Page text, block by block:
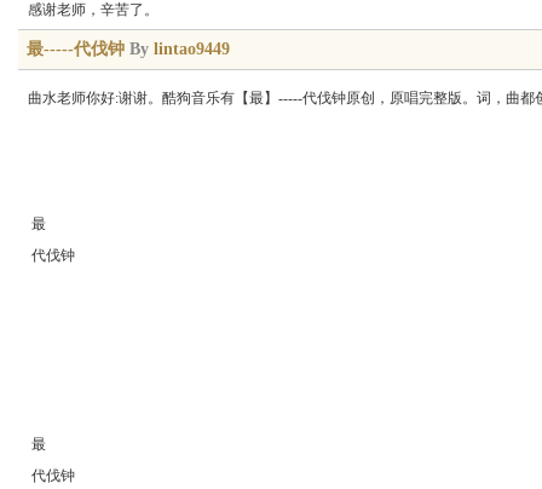
感谢老师，辛苦了。
最-----代伐钟 By lintao9449
曲水老师你好:谢谢。酷狗音乐有【最】-----代伐钟原创，原唱完整版。词，曲都
最
代伐钟
最
代伐钟